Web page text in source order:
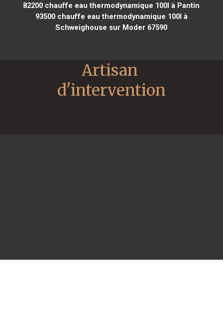
82200 chauffe eau thermodynamique 100l à Pantin
93500chauffe eau thermodynamique 100l à
Schweighouse sur Moder 67590
Artisan
d'intervention